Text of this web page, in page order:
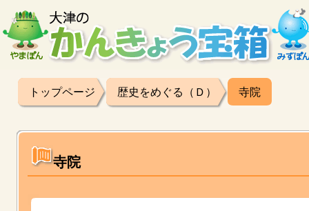
トップページ 歴史をめぐる（Ｄ） 寺院
寺院